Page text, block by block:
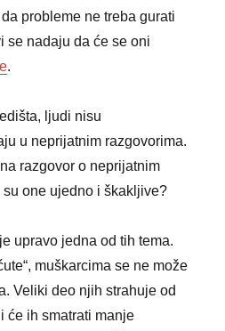
probleme ne treba gurati
se nadaju da će se oni
.
ljudi nisu
u neprijatnim razgovorima.
razgovor o neprijatnim
one ujedno i škakljive?
je upravo jedna od tih tema.
muškarcima se ne može
Veliki deo njih strahuje od
će ih smatrati manje